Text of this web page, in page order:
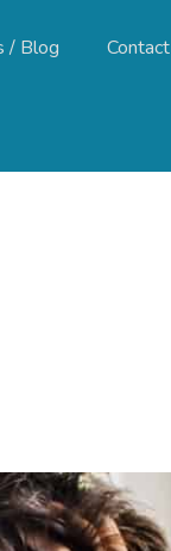
/ Blog Contact